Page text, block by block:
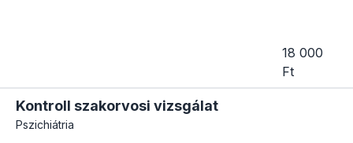
18 000
Ft
Kontroll szakorvosi vizsgálat
Pszichiátria